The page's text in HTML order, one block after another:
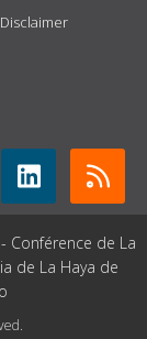
Disclaimer
Conférence de La
de La Haya de